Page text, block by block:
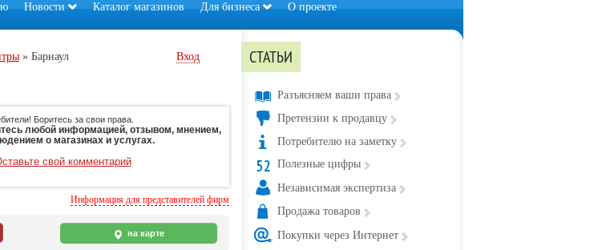
Новости Каталог магазинов Для бизнеса О проекте
» Барнаул Вход
Боритесь за свои права.
любой информацией, отзывом, мнением,
о магазинах и услугах.
свой комментарий
Информация для представителей фирм
на карте
СТАТЬИ
Разъясняем ваши права
Претензии к продавцу
Потребителю на заметку
Полезные цифры
Независимая экспертиза
Продажа товаров
Покупки через Интернет